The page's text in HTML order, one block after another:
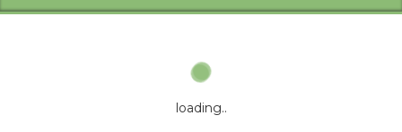
loading..